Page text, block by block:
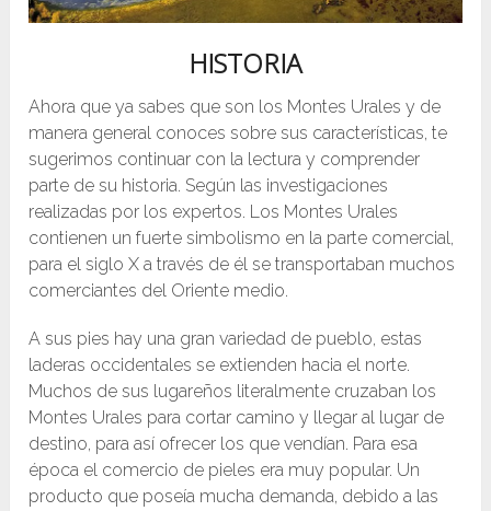
HISTORIA
Ahora que ya sabes que son los Montes Urales y de
manera general conoces sobre sus características, te
sugerimos continuar con la lectura y comprender
parte de su historia. Según las investigaciones
realizadas por los expertos. Los Montes Urales
contienen un fuerte simbolismo en la parte comercial,
para el siglo X a través de él se transportaban muchos
comerciantes del Oriente medio.
A sus pies hay una gran variedad de pueblo, estas
laderas occidentales se extienden hacia el norte.
Muchos de sus lugareños literalmente cruzaban los
Montes Urales para cortar camino y llegar al lugar de
destino, para así ofrecer los que vendían. Para esa
época el comercio de pieles era muy popular. Un
producto que poseía mucha demanda, debido a las